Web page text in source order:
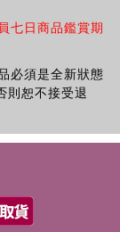
七日商品鑑賞期
必須是全新狀態
則恕不接受退